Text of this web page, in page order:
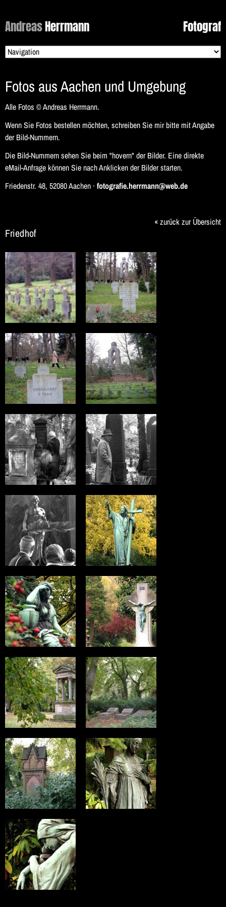
AndreasHerrmann Fotograf
Zielseite
Fotos aus Aachen und Umgebung
Alle Fotos © Andreas Herrmann.
Wenn Sie Fotos bestellen möchten, schreiben Sie mir bitte mit Angabe
der Bild-Nummern.
Die Bild-Nummern sehen Sie beim "hovern" der Bilder. Eine direkte
eMail-Anfrage können Sie nach Anklicken der Bilder starten.
Friedenstr. 48, 52080 Aachen · fotografie.herrmann@web.de
« zurück zur Übersicht
Friedhof